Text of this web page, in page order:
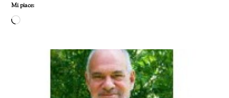
Mi piace:
Caricamento